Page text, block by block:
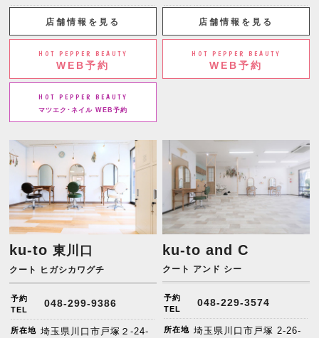
店舗情報を見る
HOT PEPPER BEAUTY
WEB予約
HOT PEPPER BEAUTY
マツエク･ネイル WEB予約
店舗情報を見る
HOT PEPPER BEAUTY
WEB予約
ku-to東川口
クート ヒガシカワグチ
予約
TEL
048-299-9386
所在地 埼玉県川口市戸塚２-24-
ku-to and C
クート アンド シー
予約
TEL
048-229-3574
所在地 埼玉県川口市戸塚 2-26-